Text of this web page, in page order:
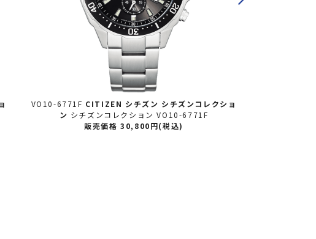
VO10-6771F CITIZEN シチズン シチズンコレクショ
ン シチズンコレクション VO10-6771F
販売価格 30,800円(税込)